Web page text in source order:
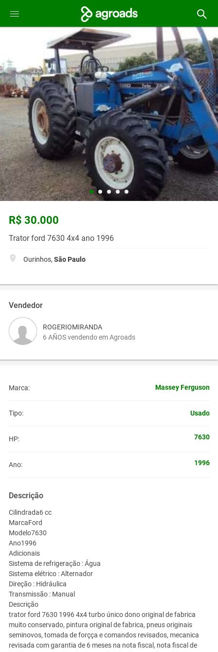
R$ 30.000
Trator ford 7630 4x4 ano 1996
Ourinhos, São Paulo
Vendedor
ROGERIOMIRANDA
6 AÑOS vendendo em Agroads
Marca: Massey Ferguson
Tipo: Usado
HP: 7630
Ano: 1996
Descrição
Cilindrada6 cc
MarcaFord
Modelo7630
Ano1996
Adicionais
Sistema de refrigeração : Água
Sistema elétrico : Alternador
Direção : Hidráulica
Transmissão : Manual
Descrição
trator ford 7630 1996 4x4 turbo único dono original de fabrica
muito conservado, pintura original de fabrica, pneus originais
seminovos, tomada de forçça e comandos revisados, mecanica
revisada com garantia de 6 meses na nota fiscal, nota fiscal de